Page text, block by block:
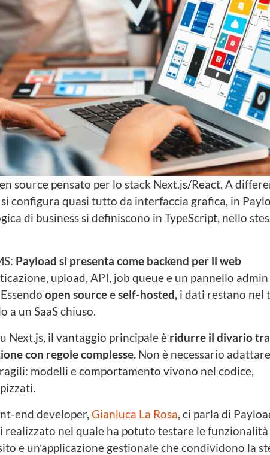
source pensato per lo stack Next.js/React. A
configura quasi tutto da interfaccia grafica, in
di business si definiscono in TypeScript, nello
Payload si presenta come backend per il web
upload, API, job queue e un pannello admin
open source e self-hosted, i dati restano nel
a un SaaS chiuso.
Next.js, il vantaggio principale è ridurre il divario tra
con regole complesse. Non è necessario
modelli e comportamento vivono nel codice,
end developer, Gianluca La Rosa, ci parla di
nel quale ha potuto testare le funzionalità
e un’applicazione gestionale che condividono la